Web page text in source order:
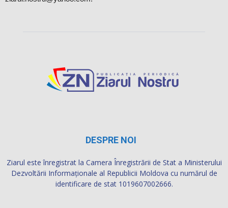
DESPRE NOI
Ziarul este înregistrat la Camera Înregistrării de Stat a Ministerului
Dezvoltării Informaţionale al Republicii Moldova cu numărul de
identificare de stat 1019607002666.